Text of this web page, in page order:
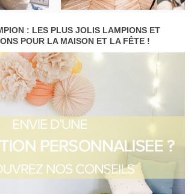
: LES PLUS JOLIS LAMPIONS ET
POUR LA MAISON ET LA FÊTE !